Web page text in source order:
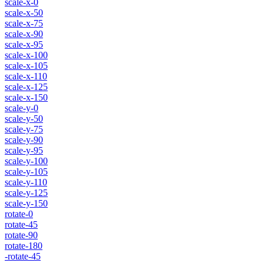
scale-x-50
scale-x-75
scale-x-90
scale-x-95
scale-x-100
scale-x-105
scale-x-110
scale-x-125
scale-x-150
scale-y-0
scale-y-50
scale-y-75
scale-y-90
scale-y-95
scale-y-100
scale-y-105
scale-y-110
scale-y-125
scale-y-150
rotate-0
rotate-45
rotate-90
rotate-180
-rotate-45